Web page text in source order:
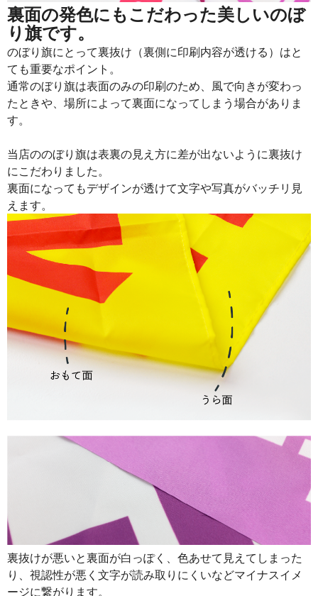
25 913 22825
26
27 909 24543
28 907 25396
29 905 26245
31
32 899 28768
33 897 29601
34 895
893
32040
32856
38 887 33706
885 34515
35320
876
38456
874 39330
46 873 40158
47 872
裏面の発色にもこだわった美しいのぼ
り旗です。
のぼり旗にとって裏抜け（裏側に印刷内容が透ける）はと
ても重要なポイント。
通常のぼり旗は表面のみの印刷のため、風で向きが変わっ
たときや、場所によって裏面になってしまう場合がありま
す。
当店ののぼり旗は表裏の見え方に差が出ないように裏抜け
にこだわりました。
裏面になってもデザインが透けて文字や写真がバッチリ見
えます。
裏抜けが悪いと裏面が白っぽく、色あせて見えてしまった
り、視認性が悪く文字が読み取りにくいなどマイナスイメ
ージに繋がります。